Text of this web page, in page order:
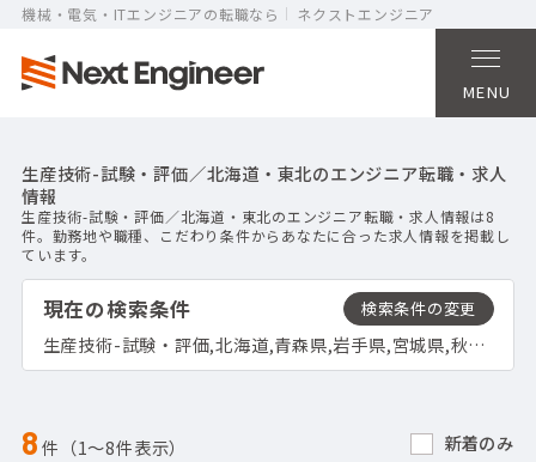
機械・電気・ITエンジニアの転職なら ネクストエンジニア
MENU
生産技術-試験・評価／北海道・東北のエンジニア転職・求人
情報
生産技術-試験・評価／北海道・東北のエンジニア転職・求人情報は8
件。勤務地や職種、こだわり条件からあなたに合った求人情報を掲載し
ています。
現在の検索条件
生産技術-試験・評価,北海道,青森県,岩手県,宮城県,秋田県,山形県,福島県
8件（1〜8件表示） 新着のみ